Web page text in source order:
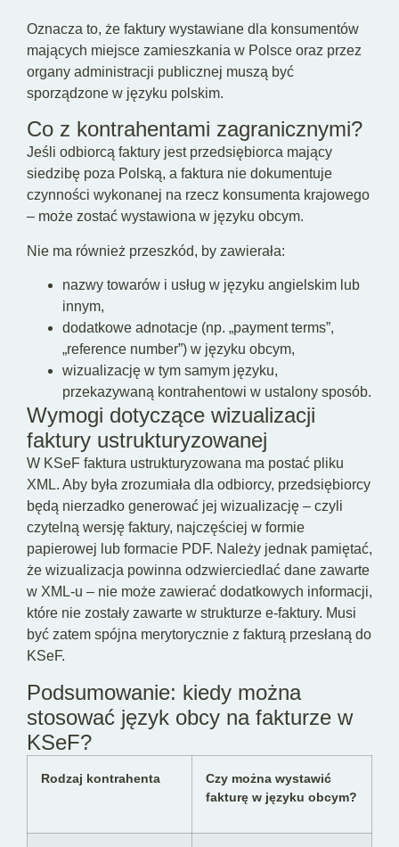
Oznacza to, że faktury wystawiane dla konsumentów
mających miejsce zamieszkania w Polsce oraz przez
organy administracji publicznej muszą być
sporządzone w języku polskim.
Co z kontrahentami zagranicznymi?
Jeśli odbiorcą faktury jest przedsiębiorca mający
siedzibę poza Polską, a faktura nie dokumentuje
czynności wykonanej na rzecz konsumenta krajowego
– może zostać wystawiona w języku obcym.
Nie ma również przeszkód, by zawierała:
nazwy towarów i usług w języku angielskim lub
innym,
dodatkowe adnotacje (np. „payment terms”,
„reference number”) w języku obcym,
wizualizację w tym samym języku,
przekazywaną kontrahentowi w ustalony sposób.
Wymogi dotyczące wizualizacji
faktury ustrukturyzowanej
W KSeF faktura ustrukturyzowana ma postać pliku
XML. Aby była zrozumiała dla odbiorcy, przedsiębiorcy
będą nierzadko generować jej wizualizację – czyli
czytelną wersję faktury, najczęściej w formie
papierowej lub formacie PDF. Należy jednak pamiętać,
że wizualizacja powinna odzwierciedlać dane zawarte
w XML-u – nie może zawierać dodatkowych informacji,
które nie zostały zawarte w strukturze e-faktury. Musi
być zatem spójna merytorycznie z fakturą przesłaną do
KSeF.
Podsumowanie: kiedy można
stosować język obcy na fakturze w
KSeF?
Rodzaj kontrahenta
Czy można wystawić
fakturę w języku obcym?